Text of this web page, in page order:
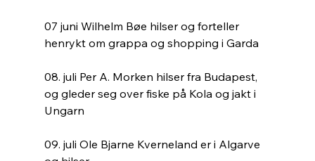
07 juni Wilhelm Bøe hilser og forteller
henrykt om grappa og shopping i Garda
08. juli Per A. Morken hilser fra Budapest,
og gleder seg over fiske på Kola og jakt i
Ungarn
09. juli Ole Bjarne Kverneland er i Algarve